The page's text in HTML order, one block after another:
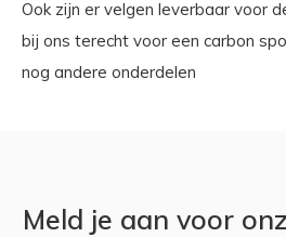
Ook zijn er velgen leverbaar voor
bij ons terecht voor een carbon
nog andere onderdelen
Meld je aan voor